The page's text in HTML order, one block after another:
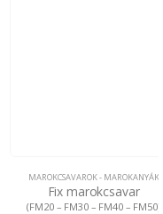
MAROKCSAVAROK - MAROKANYÁK
Fix marokcsavar
(FM20 – FM30 – FM40 – FM50)